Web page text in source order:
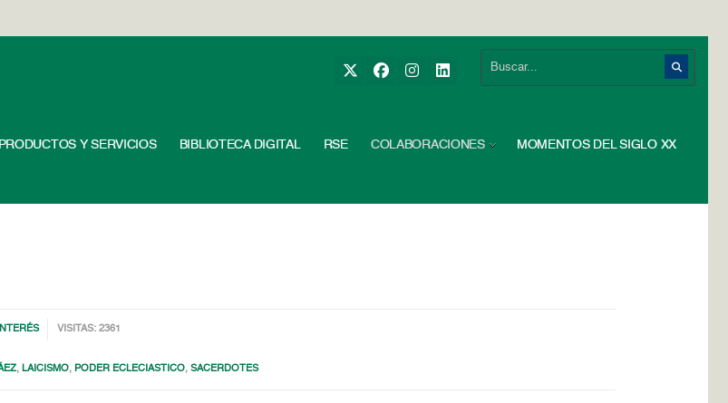
PRODUCTOS Y SERVICIOS BIBLIOTECA DIGITAL RSE COLABORACIONES MOMENTOS DEL SIGLO XX
VISITAS: 2361
, LAICISMO, PODER ECLECIASTICO,SACERDOTES